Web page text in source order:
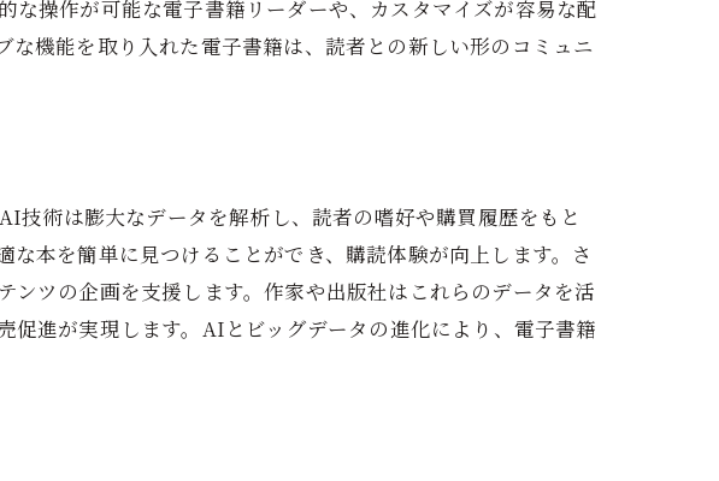
えるインパクト
操作が可能な電子書籍リーダーや、カスタマイズが容易な配
機能を取り入れた電子書籍は、読者との新しい形のコミュニ
術は膨大なデータを解析し、読者の嗜好や購買履歴をもと
本を簡単に見つけることができ、購読体験が向上します。さ
ツの企画を支援します。作家や出版社はこれらのデータを活
進が実現します。AIとビッグデータの進化により、電子書籍